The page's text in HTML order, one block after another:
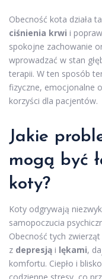
Obecność kota działa
ciśnienia krwi i
spokojne zachowanie
wprowadzać w stan
terapii. W ten sposób
fizyczne, emocjonalne
korzyści dla pacjentów.
Jakie
mogą być
koty?
Koty odgrywają
samopoczucia
Obecność tych
z depresją i lękami,
komfortu. Ciepło i
codzienne stresy, co